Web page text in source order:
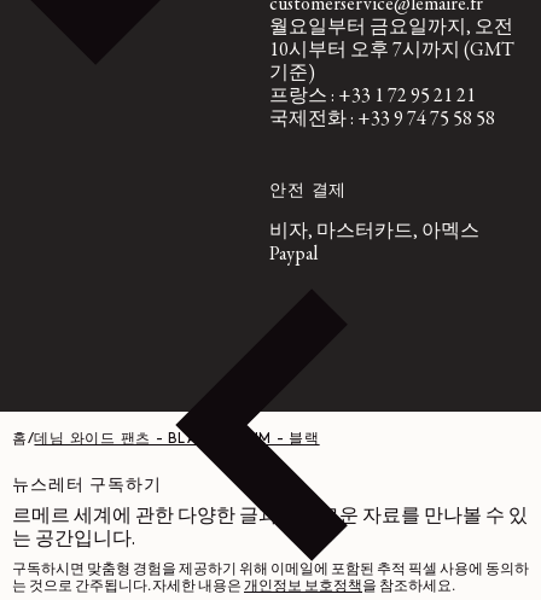
customerservice@lemaire.fr
월요일부터 금요일까지, 오전
10시부터 오후 7시까지 (GMT
기준)
프랑스 : +33 1 72 95 21 21
국제전화 : +33 9 74 75 58 58
안전 결제
비자, 마스터카드, 아멕스
Paypal
홈/데님 와이드 팬츠 - BLACK DENIM - 블랙
뉴스레터 구독하기
르메르 세계에 관한 다양한 글과 흥미로운 자료를 만나볼 수 있
는 공간입니다.
구독하시면 맞춤형 경험을 제공하기 위해 이메일에 포함된 추적 픽셀 사용에 동의하
는 것으로 간주됩니다. 자세한 내용은 개인정보 보호정책을 참조하세요.